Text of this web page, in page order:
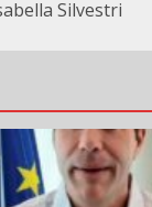
Silvestri